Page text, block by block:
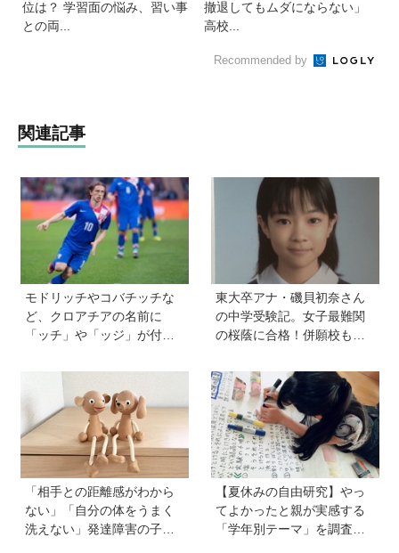
位は？ 学習面の悩み、習い事
との両...
撤退してもムダにならない」
高校...
Recommended by
関連記事
モドリッチやコバチッチな
ど、クロアチアの名前に
「ッチ」や「ッジ」が付く
際問題】
東大卒アナ・磯貝初奈さん
の中学受験記。女子最難関
の桜蔭に合格！併願校も魅
声かけは「睡眠が何より大
事」「勉強イヤならしなく
ていいよ」
「相手との距離感がわから
ない」「自分の体をうまく
洗えない」発達障害の子ど
【夏休みの自由研究】やっ
てよかったと親が実感する
「学年別テーマ」を調査！